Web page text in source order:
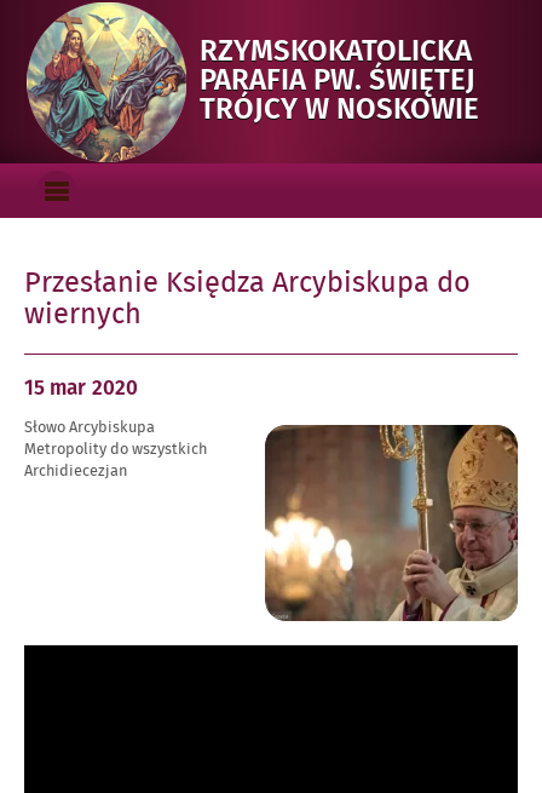
RZYMSKOKATOLICKA
PARAFIA PW. ŚWIĘTEJ
TRÓJCY W NOSKOWIE
DO
Menu_gorne
OTWÓRZ
MENU
Przesłanie Księdza Arcybiskupa do
wiernych
Opublikowano
dniu
15 mar 2020
Powiększ
Słowo Arcybiskupa
Metropolity do wszystkich
Archidiecezjan